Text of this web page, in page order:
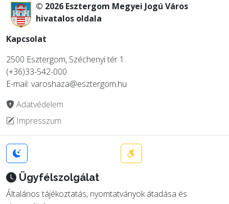
© 2026 Esztergom Megyei Jogú Város
hivatalos oldala
Kapcsolat
2500 Esztergom, Széchenyi tér 1.
(+36)33-542-000
E-mail: varoshaza@esztergom.hu
Adatvédelem
Impresszum
Ügyfélszolgálat
Általános tájékoztatás, nyomtatványok átadása és